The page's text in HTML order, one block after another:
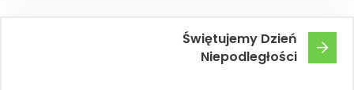
Świętujemy Dzień
Niepodległości